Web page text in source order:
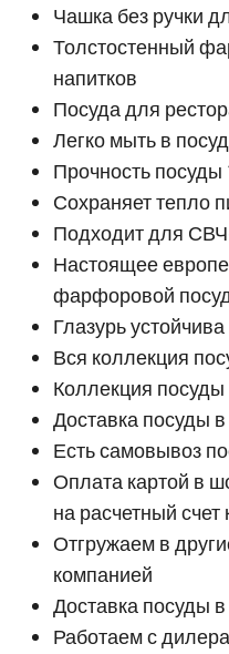
Чашка без ручки
Толстостенный
напитков
Посуда для
Легко мыть в
Прочность посуды
Сохраняет тепло
Подходит для
Настоящее
фарфоровой
Глазурь
Вся коллекция
Коллекция
Доставка посуды
Есть самовывоз
Оплата картой в
на расчетный
Отгружаем в
компанией
Доставка посуды
Работаем с